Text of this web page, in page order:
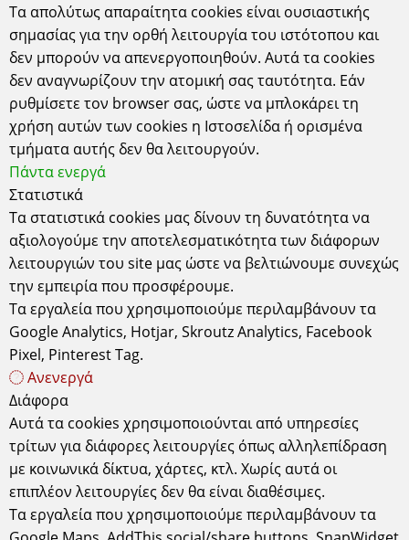
-ΓΙΑ ΑΠΟΣΤΟΛΕΣ ΕΚΤΟΣ ΕΛΛΑΔΑΣ ΚΑΙ ΕΚΤΟΣ
ΕΥΡΩΠΗΣ, Ο ΧΡΟΝΟΣ ΚΑΘΟΡΙΖΕΤΑΙ ΜΕ ΤΙΣ
ΕΚΑΣΤΟΤΕ ΣΥΝΘΗΚΕΣ.
Κυδωνιών 6-8 Αθήνα-Σεπόλια, 10443
ΑΤΤΙΚΗ τηλ: 2105157506
ΔΕΧΟΜΑΣΤΕ ΚΑΤΟΠΙΝ ΡΑΝΤΕΒΟΥ
Ωράριο Λειτουργίας Καταστήματος
Δευτέρα - Τετάρτη - Σάββατο: 10.00 - 15.00
Τρίτη - Πέμπτη - Παρασκευή: 10.00 - 14.00 & 17.30 - 21.00
Χρήσιμα
Τρόποι Παραγγελίας
Τρόποι Πληρωμής
Τρόποι Αποστολής
Εγγύηση -
Σχετικά
Συχνές Ερωτήσεις
Εγγραφή Newsletter
Επικοινωνία
Εταιρεία
Πληροφορίες
Όροι χρήσης
Προστασία
Προσωπικών
Δεδομένων
Τα απολύτως απαραίτητα cookies είναι ουσιαστικής
σημασίας για την ορθή λειτουργία του ιστότοπου και
δεν μπορούν να απενεργοποιηθούν. Αυτά τα cookies
δεν αναγνωρίζουν την ατομική σας ταυτότητα. Εάν
ρυθμίσετε τον browser σας, ώστε να μπλοκάρει τη
χρήση αυτών των cookies η Ιστοσελίδα ή ορισμένα
τμήματα αυτής δεν θα λειτουργούν.
Πάντα ενεργά
Στατιστικά
Τα στατιστικά cookies μας δίνουν τη δυνατότητα να
αξιολογούμε την αποτελεσματικότητα των διάφορων
λειτουργιών του site μας ώστε να βελτιώνουμε συνεχώς
την εμπειρία που προσφέρουμε.
Τα εργαλεία που χρησιμοποιούμε περιλαμβάνουν τα
Google Analytics, Hotjar, Skroutz Analytics, Facebook
Pixel, Pinterest Tag.
Ανενεργά
Διάφορα
Αυτά τα cookies χρησιμοποιούνται από υπηρεσίες
τρίτων για διάφορες λειτουργίες όπως αλληλεπίδραση
με κοινωνικά δίκτυα, χάρτες, κτλ. Χωρίς αυτά οι
επιπλέον λειτουργίες δεν θα είναι διαθέσιμες.
Τα εργαλεία που χρησιμοποιούμε περιλαμβάνουν τα